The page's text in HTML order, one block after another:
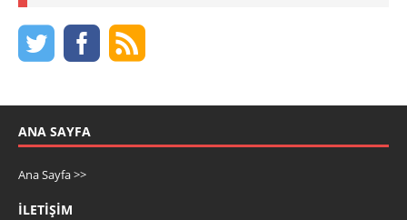
ANA SAYFA
Ana Sayfa >>
İLETIŞIM